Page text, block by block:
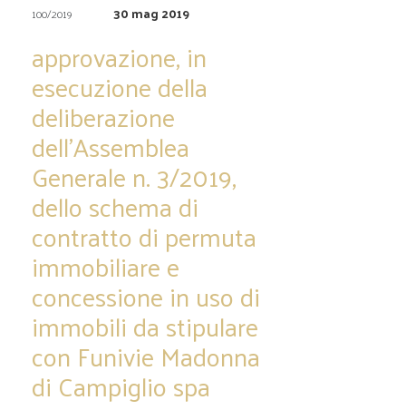
100/2019 30 mag 2019
approvazione, in
esecuzione della
deliberazione
dell’Assemblea
Generale n. 3/2019,
dello schema di
contratto di permuta
immobiliare e
concessione in uso di
immobili da stipulare
con Funivie Madonna
di Campiglio spa